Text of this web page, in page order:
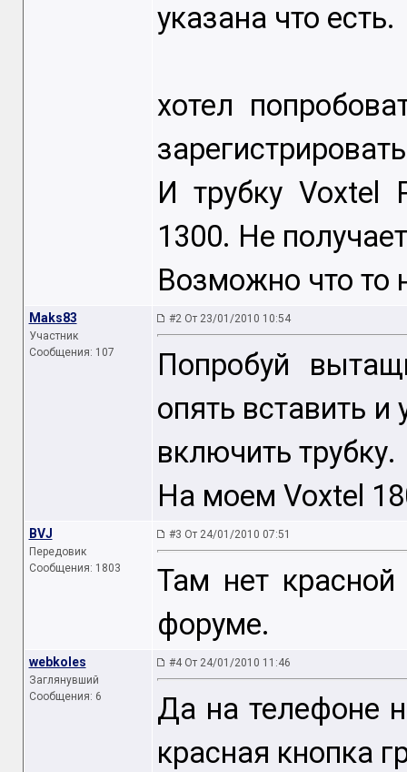
указана что есть.
хотел
И трубку Voxtel
1300. Не
Возможно что то
Maks83
Участник
Сообщения: 107
#2 От 23/01/2010 10:54
Попробуй
опять вставить
включить трубку.
На моем Voxtel
BVJ
Передовик
Сообщения: 1803
#3 От 24/01/2010 07:51
Там нет
форуме.
webkoles
Заглянувший
Сообщения: 6
#4 От 24/01/2010 11:46
Да на телефоне
красная кнопка